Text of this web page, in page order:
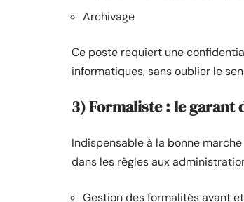
Archivage
Ce poste requiert une
informatiques, sans oublier le
3) Formaliste : le garant
Indispensable à la bonne
dans les règles aux
Gestion des formalités avant